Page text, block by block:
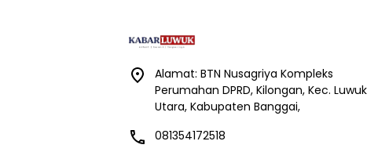
Alamat: BTN Nusagriya Kompleks
Perumahan DPRD, Kilongan, Kec. Luwuk
Utara, Kabupaten Banggai,
081354172518